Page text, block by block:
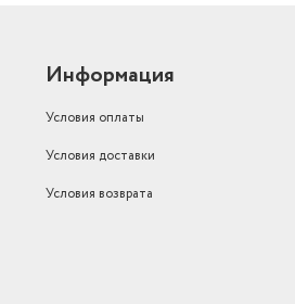
Информация
Условия оплаты
Условия доставки
Условия возврата